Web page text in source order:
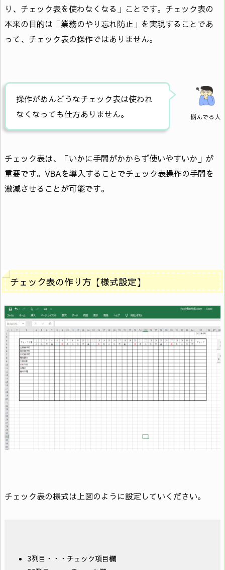
り、チェック表を使わなくなる」ことです。チェック表の
本来の目的は「業務のやり忘れ防止」を実現することであ
って、チェック表の操作ではありません。
悩んでる人
操作がめんどうなチェック表は使われ
なくなっても仕方ありません。
チェック表は、「いかに手間がかからず使いやすいか」が
重要です。VBAを導入することでチェック表操作の手間を
激減させることが可能です。
チェック表の作り方【様式設定】
チェック表の様式は上図のように設定していください。
3列目・・・チェック項目欄